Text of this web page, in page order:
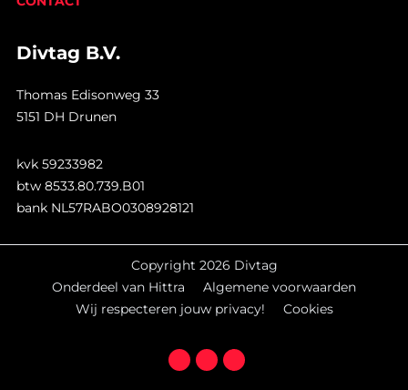
Divtag B.V.
Thomas Edisonweg 33
5151 DH Drunen
kvk 59233982
btw 8533.80.739.B01
bank NL57RABO0308928121
Copyright 2026 Divtag
Onderdeel van Hittra
Algemene voorwaarden
Wij respecteren jouw privacy!
Cookies